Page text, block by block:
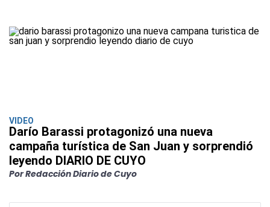
VIDEO
Darío Barassi protagonizó una nueva
campaña turística de San Juan y sorprendió
leyendo DIARIO DE CUYO
Por Redacción Diario de Cuyo